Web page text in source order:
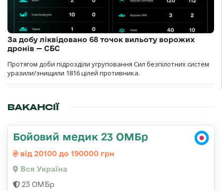
За добу ліквідовано 68 точок вильоту ворожих
дронів — СБС
Протягом доби підрозділи угруповання Сил безпілотних систем
уразили/знищили 1816 цілей противника.
ВАКАНСІЇ
Бойовий медик 23 ОМБр
від 20100 до 190000 грн
Вся Україна
23 ОМБр